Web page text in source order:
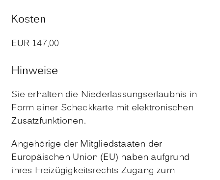
Kosten
EUR 147,00
Hinweise
Sie erhalten die Niederlassungserlaubnis in
Form einer Scheckkarte mit elektronischen
Zusatzfunktionen.
Angehörige der Mitgliedstaaten der
Europäischen Union (EU) haben aufgrund
ihres Freizügigkeitsrechts Zugang zum